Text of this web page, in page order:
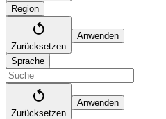
Region
Zurücksetzen
Anwenden
Sprache
Zurücksetzen
Anwenden